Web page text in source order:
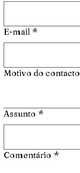
E-mail *
Motivo do contacto
Assunto *
Comentário *